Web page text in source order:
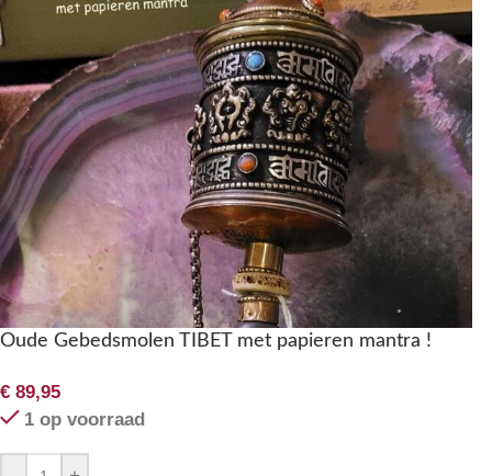
Oude Gebedsmolen TIBET met papieren mantra !
€ 89,95
1 op voorraad